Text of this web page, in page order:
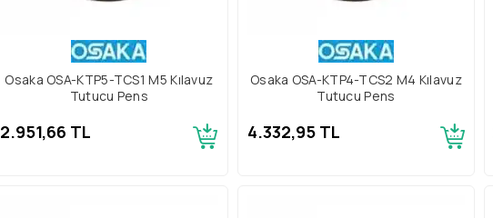
Osaka OSA-KTP5-TCS1 M5 Kılavuz
Tutucu Pens
2.951,66 TL
Osaka OSA-KTP4-TCS2 M4 Kılavuz
Tutucu Pens
4.332,95 TL